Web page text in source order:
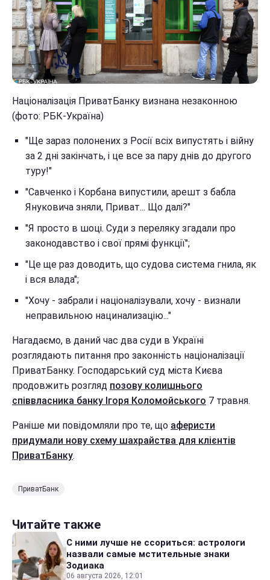
Націоналізація ПриватБанку визнана незаконною
(фото: РБК-Україна)
"Ще зараз полонених з Росії всіх випустять і війну
за 2 дні закінчать, і це все за пару днів до другого
туру!"
"Савченко і Корбана випустили, арешт з бабла
Януковича зняли, Приват... Що далі?"
"Я просто в шоці. Суди з переляку згадали про
законодавство і свої прямі функції";
"Це ще раз доводить, що судова система гнила, як
і вся влада";
"Хочу - забрали і націоналізували, хочу - визнали
неправильною нацинализацію..."
Нагадаємо, в даний час два суди в Україні
розглядають питання про законність націоналізації
ПриватБанку. Господарський суд міста Києва
продовжить розгляд позову колишнього
співвласника банку Ігоря Коломойського 7 травня.
Раніше ми повідомляли про те, що аферисти
придумали нову схему шахрайства для клієнтів
ПриватБанку.
ПриватБанк
Читайте также
С ними лучше не ссориться: астрологи
назвали самые мстительные знаки
Зодиака
06 августа 2026, 12:01